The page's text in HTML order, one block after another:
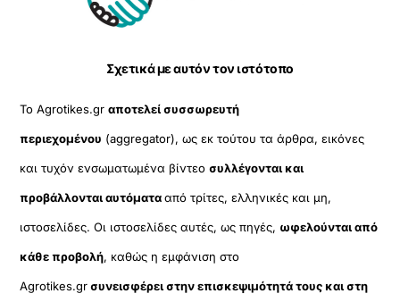
Σχετικά με αυτόν τον ιστότοπο
Το Agrotikes.grαποτελεί συσσωρευτή
περιεχομένου (aggregator), ως εκ τούτου τα άρθρα, εικόνες
και τυχόν ενσωματωμένα βίντεοσυλλέγονται και
προβάλλονται αυτόματααπό τρίτες, ελληνικές και μη,
ιστοσελίδες. Οι ιστοσελίδες αυτές, ως πηγές, ωφελούνται από
κάθε προβολή, καθώς η εμφάνιση στο
Agrotikes.grσυνεισφέρει στην επισκεψιμότητά τους και στη